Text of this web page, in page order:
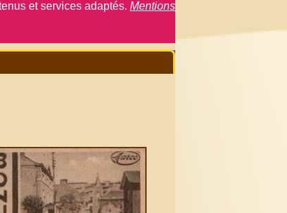
et services adaptés. Mentions